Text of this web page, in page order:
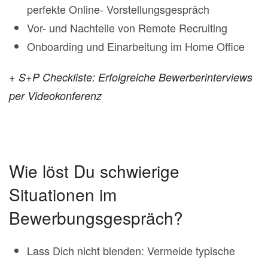
perfekte Online- Vorstellungsgespräch
Vor- und Nachteile von Remote Recruiting
Onboarding und Einarbeitung im Home Office
+ S+P Checkliste: Erfolgreiche Bewerberinterviews
per Videokonferenz
Wie löst Du schwierige
Situationen im
Bewerbungsgespräch?
Lass Dich nicht blenden: Vermeide typische